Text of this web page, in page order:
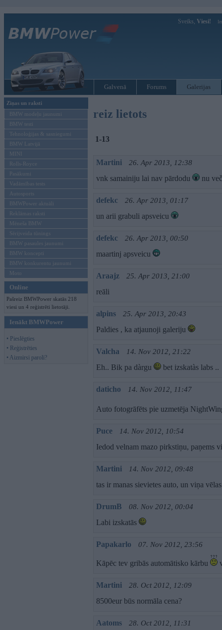
Sveiks, Viesi!
Galvenā Forums Galerijas
Ziņas un raksti
BMW modeļu jaunumi
BMW testi
Tehnoloģijas & sasniegumi
BMW Latvijā
MINI
Rolls-Royce
Pasākumi
Vadāmības tests
Autosports
BMWPower aktuāli
Reklāmas raksti
Mēneša BMW
Sērijveida tūnings
BMW pasaules jaunumi
BMW koncepti
BMW konkurentu jaunumi
Moto
Online
Pašreiz BMWPower skatās 218
viesi un 4 reģistrēti lietotāji.
Ienākt BMWPower
• Pieslēgties
• Reģistrēties
• Aizmirsi paroli?
reiz lietots
1-13
Martini 26. Apr 2013, 12:38
vnk samainiju lai nav pārdodu nu
defekc 26. Apr 2013, 01:17
un arii grabuli apsveicu
defekc 26. Apr 2013, 00:50
maartinj apsveicu
Araajz 25. Apr 2013, 21:00
reāli
alpins 25. Apr 2013, 20:43
Paldies , ka atjaunoji galeriju
Valcha 14. Nov 2012, 21:22
Eh.. Bik pa dàrgu bet izskatàs labs ..
daticho 14. Nov 2012, 11:47
Auto fotogrāfēts pie uzmetēja
Puce 14. Nov 2012, 10:54
Iedod velnam mazo pirkstiņu, paņems
Martini 14. Nov 2012, 09:48
tas ir manas sievietes auto, un viņa
DrumB 08. Nov 2012, 00:04
Labi izskatās
Papakarlo 07. Nov 2012, 23:56
Kāpēc tev gribās automātisko kārbu
Martini 28. Oct 2012, 12:09
8500eur būs normāla cena?
Aatoms 28. Oct 2012, 11:31